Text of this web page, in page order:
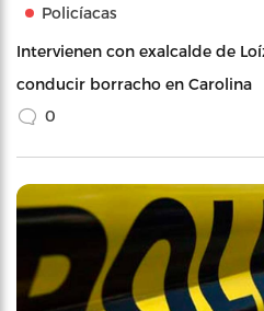
Policíacas
Intervienen con exalcalde de
conducir borracho en Carolina
0